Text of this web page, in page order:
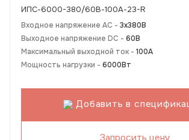
ИПС-6000-380/60В-100А-23-R
Входное напряжение AC - 3х380В
Выходное напряжение DC - 60В
Максимальный выходной ток - 100А
Мощность нагрузки - 6000Вт
Добавить в
Запросить цену